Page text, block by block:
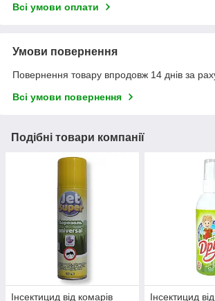
Всі умови оплати
Умови повернення
Повернення товару впродовж 14 днів за
Всі умови повернення
Подібні товари компанії
Інсектицид від комарів
Інсектицид